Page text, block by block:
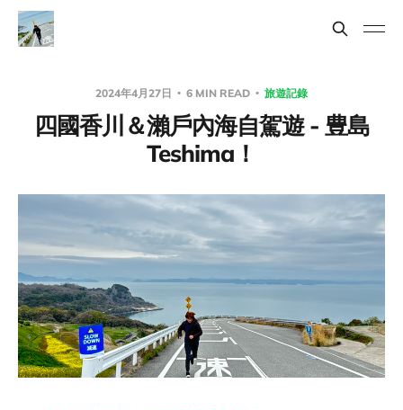
2024年4月27日 6 MIN READ 旅遊記錄
四國香川＆瀨戶內海自駕遊 - 豊島
Teshima！